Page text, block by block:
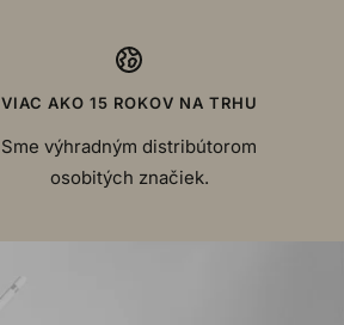
VIAC AKO 15 ROKOV NA TRHU
Sme výhradným distribútorom
osobitých značiek.